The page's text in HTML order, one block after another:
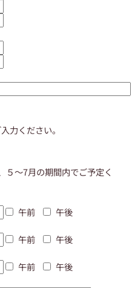
力ください。
５〜7月の期間内でご予定く
午前
午後
午前
午後
午前
午後